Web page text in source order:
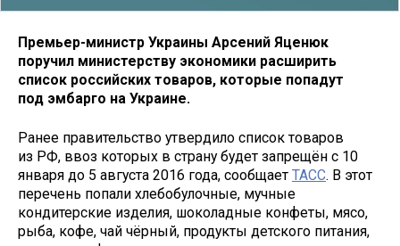
Премьер-министр Украины Арсений Яценюк
поручил министерству экономики расширить
список российских товаров, которые попадут
под эмбарго на Украине.
Ранее правительство утвердило список товаров
из РФ, ввоз которых в страну будет запрещён с 10
января до 5 августа 2016 года, сообщает ТАСС. В этот
перечень попали хлебобулочные, мучные
кондитерские изделия, шоколадные конфеты, мясо,
рыба, кофе, чай чёрный, продукты детского питания,